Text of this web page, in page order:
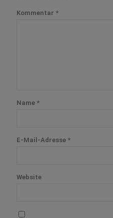
Kommentar *
Name *
E-Mail-Adresse *
Website